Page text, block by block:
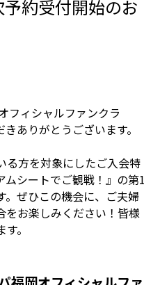
約受付開始のお
フィシャルファンクラ
ありがとうございます。
る方を対象にしたご入会特
シートでご観戦！』の第1
。ぜひこの機会に、ご夫婦
をお楽しみください！皆様
。